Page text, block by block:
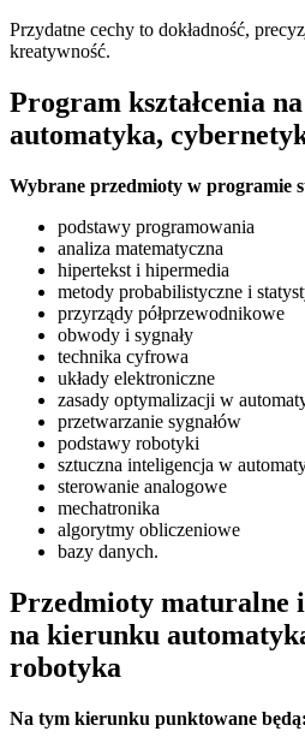
Przydatne cechy to dokładność,
kreatywność.
Program kształcenia
automatyka,
Wybrane przedmioty w programie
podstawy programowania
analiza matematyczna
hipertekst i hipermedia
metody probabilistyczne i
przyrządy półprzewodnikowe
obwody i sygnały
technika cyfrowa
układy elektroniczne
zasady optymalizacji w
przetwarzanie sygnałów
podstawy robotyki
sztuczna inteligencja w
sterowanie analogowe
mechatronika
algorytmy obliczeniowe
bazy danych.
Przedmioty maturalne
na kierunku
robotyka
Na tym kierunku punktowane będą: